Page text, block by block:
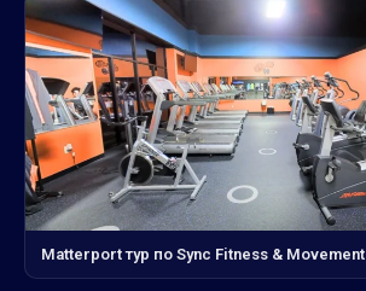
Matterport тур по Sync Fitness & Movement